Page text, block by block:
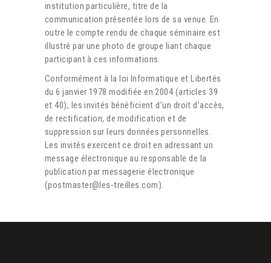
institution particulière, titre de la
communication présentée lors de sa venue. En
outre le compte rendu de chaque séminaire est
illustré par une photo de groupe liant chaque
participant à ces informations.
Conformément à la loi Informatique et Libertés
du 6 janvier 1978 modifiée en 2004 (articles 39
et 40), les invités bénéficient d’un droit d’accès,
de rectification, de modification et de
suppression sur leurs données personnelles.
Les invités exercent ce droit en adressant un
message électronique au responsable de la
publication par messagerie électronique
(postmaster@les-treilles.com).